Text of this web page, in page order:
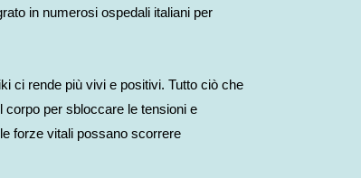
in numerosi ospedali italiani per
ci rende più vivi e positivi. Tutto ciò che
per sbloccare le tensioni e
forze vitali possano scorrere